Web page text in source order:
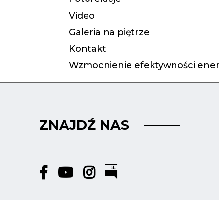
Video
Galeria na piętrze
Kontakt
Wzmocnienie efektywności
ZNAJDŹ NAS